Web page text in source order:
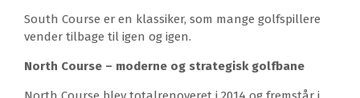
South Course er en klassiker, som mange golfspillere
vender tilbage til igen og igen.
North Course – moderne og strategisk golfbane